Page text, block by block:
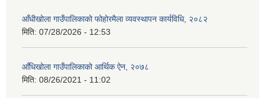
आँधीखोला गाउँपालिकाको फोहोरमैला व्यवस्थापन कार्यविधि, २०८२
मिति: 07/28/2026 - 12:53
आँधिखोला गाउँपालिकाको आर्थिक ऐन, २०७८
मिति: 08/26/2021 - 11:02